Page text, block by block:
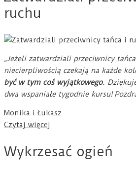
ruchu
„Jeżeli zatwardziali przeciwnicy
niecierpliwością czekają na każde
być w tym coś wyjątkowego.
dwa wspaniałe tygodnie kursu!
Monika i Łukasz
Czytaj więcej
Wykrzesać ogień